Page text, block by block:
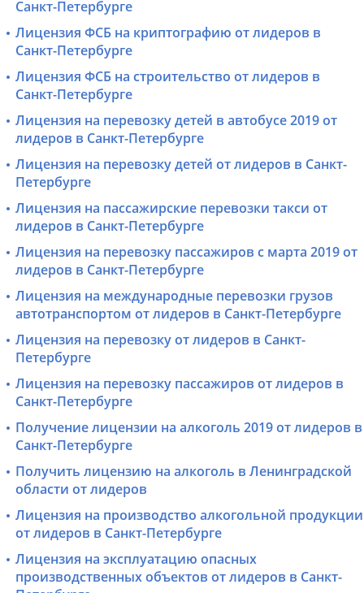
Санкт-Петербурге
Лицензия ФСБ на криптографию от лидеров в
Санкт-Петербурге
Лицензия ФСБ на строительство от лидеров в
Санкт-Петербурге
Лицензия на перевозку детей в автобусе 2019 от
лидеров в Санкт-Петербурге
Лицензия на перевозку детей от лидеров в Санкт-
Петербурге
Лицензия на пассажирские перевозки такси от
лидеров в Санкт-Петербурге
Лицензия на перевозку пассажиров с марта 2019 от
лидеров в Санкт-Петербурге
Лицензия на международные перевозки грузов
автотранспортом от лидеров в Санкт-Петербурге
Лицензия на перевозку от лидеров в Санкт-
Петербурге
Лицензия на перевозку пассажиров от лидеров в
Санкт-Петербурге
Получение лицензии на алкоголь 2019 от лидеров в
Санкт-Петербурге
Получить лицензию на алкоголь в Ленинградской
области от лидеров
Лицензия на производство алкогольной продукции
от лидеров в Санкт-Петербурге
Лицензия на эксплуатацию опасных
производственных объектов от лидеров в Санкт-